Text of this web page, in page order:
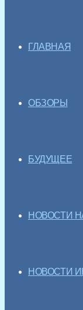
ГЛАВНАЯ
ОБЗОРЫ
БУДУЩЕЕ
НОВОСТИ
НОВОСТИ